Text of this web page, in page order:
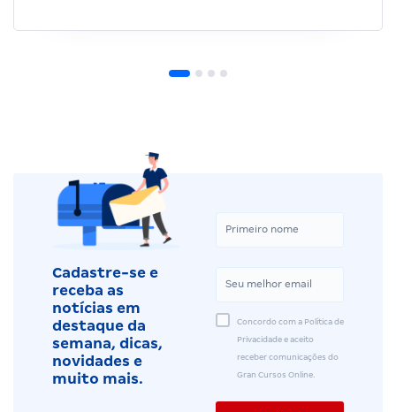
Cadastre-se e
receba as
notícias em
destaque da
semana, dicas,
novidades e
muito mais.
Concordo com a Política de
Privacidade e aceito
receber comunicações do
Gran Cursos Online.